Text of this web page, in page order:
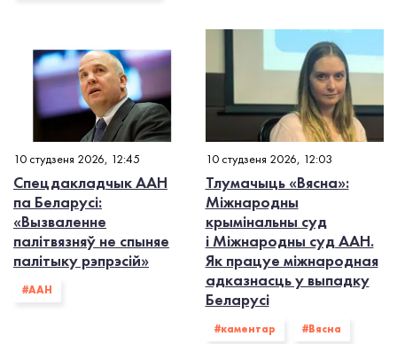
10 студзеня 2026, 12:45
Спецдакладчык ААН
па Беларусі:
«Вызваленне
палітвязняў не спыняе
палітыку рэпрэсій»
#ААН
10 студзеня 2026, 12:03
Тлумачыць «Вясна»:
Міжнародны
крымінальны суд
і Міжнародны суд ААН.
Як працуе міжнародная
адказнасць у выпадку
Беларусі
#каментар #Вясна